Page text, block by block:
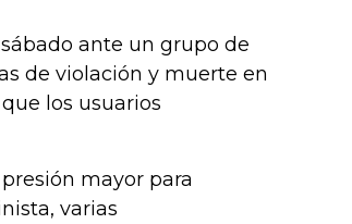
ante un grupo de
de violación y muerte en
los usuarios
mayor para
varias